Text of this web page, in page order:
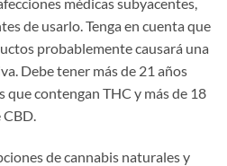
de usarlo. Tenga en cuenta que
probablemente causará una
Debe tener más de 21 años
contengan THC y más de 18
de cannabis naturales y